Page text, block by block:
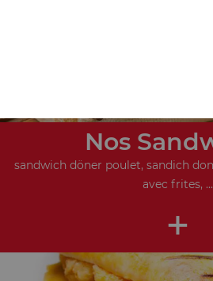
Nos
sandwich döner poulet, sandich
avec frites, ...
+